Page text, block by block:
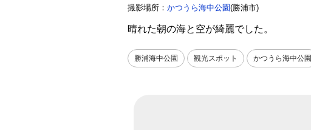
撮影場所： かつうら海中公園(勝浦市)
晴れた朝の海と空が綺麗でした。
勝浦海中公園 観光スポット かつうら海中公園